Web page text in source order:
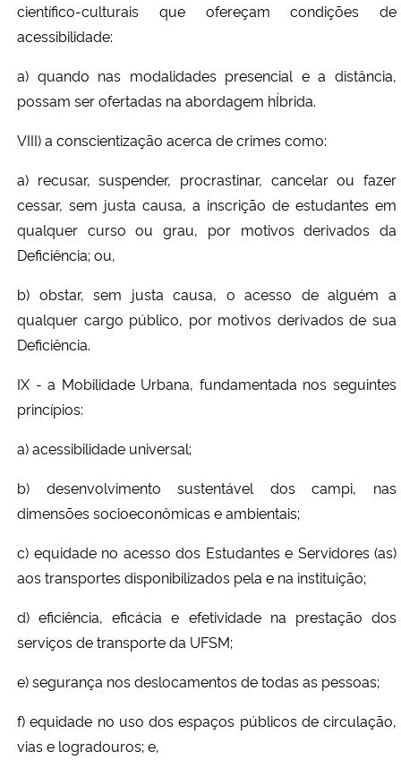
científico-culturais que ofereçam condições de
acessibilidade:
a) quando nas modalidades presencial e a distância,
possam ser ofertadas na abordagem hÍbrida.
VIII) a conscientização acerca de crimes como:
a) recusar, suspender, procrastinar, cancelar ou fazer
cessar, sem justa causa, a inscrição de estudantes em
qualquer curso ou grau, por motivos derivados da
Deficiência; ou,
b) obstar, sem justa causa, o acesso de alguém a
qualquer cargo público, por motivos derivados de sua
Deficiência.
IX - a Mobilidade Urbana, fundamentada nos seguintes
princípios:
a) acessibilidade universal;
b) desenvolvimento sustentável dos campi, nas
dimensões socioeconômicas e ambientais;
c) equidade no acesso dos Estudantes e Servidores (as)
aos transportes disponibilizados pela e na instituição;
d) eficiência, eficácia e efetividade na prestação dos
serviços de transporte da UFSM;
e) segurança nos deslocamentos de todas as pessoas;
f) equidade no uso dos espaços públicos de circulação,
vias e logradouros; e,